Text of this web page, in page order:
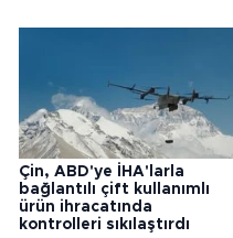
Çin, ABD'ye İHA'larla
bağlantılı çift kullanımlı
ürün ihracatında
kontrolleri sıkılaştırdı